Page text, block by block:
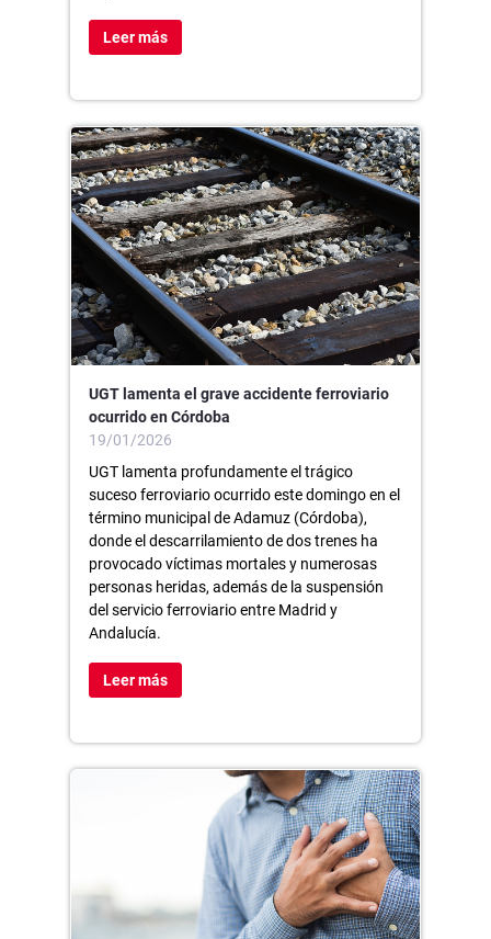
Leer más
UGT lamenta el grave accidente ferroviario
ocurrido en Córdoba
19/01/2026
UGT lamenta profundamente el trágico
suceso ferroviario ocurrido este domingo en el
término municipal de Adamuz (Córdoba),
donde el descarrilamiento de dos trenes ha
provocado víctimas mortales y numerosas
personas heridas, además de la suspensión
del servicio ferroviario entre Madrid y
Andalucía.
Leer más